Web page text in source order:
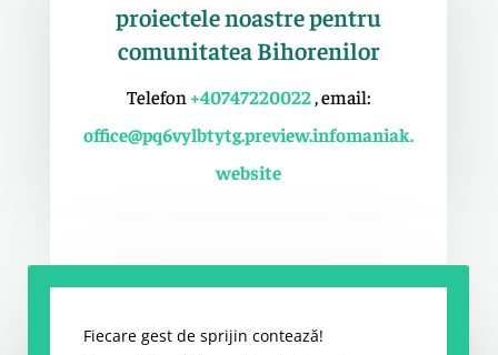
proiectele noastre pentru
comunitatea Bihorenilor
Telefon +40747220022, email:
office@pq6vylbtytg.preview.infomaniak.
website
Fiecare gest de sprijin contează!